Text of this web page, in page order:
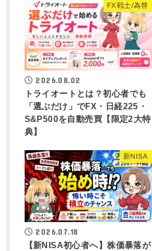
FX戦士/為替
2026.08.02
トライオートとは？初心者でも
「選ぶだけ」でFX・日経225・
S&P500を自動売買【限定2大特
典】
新NISA
2026.07.18
【新NISA初心者へ】株価暴落が